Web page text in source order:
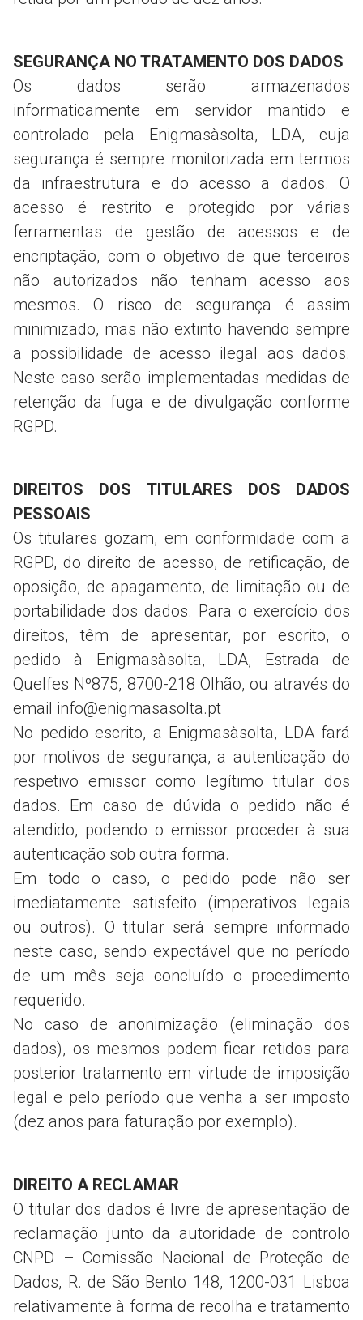
SEGURANÇA NO TRATAMENTO DOS DADOS
Os dados serão armazenados
informaticamente em servidor mantido e
controlado pela Enigmasàsolta, LDA, cuja
segurança é sempre monitorizada em termos
da infraestrutura e do acesso a dados. O
acesso é restrito e protegido por várias
ferramentas de gestão de acessos e de
encriptação, com o objetivo de que terceiros
não autorizados não tenham acesso aos
mesmos. O risco de segurança é assim
minimizado, mas não extinto havendo sempre
a possibilidade de acesso ilegal aos dados.
Neste caso serão implementadas medidas de
retenção da fuga e de divulgação conforme
RGPD.
DIREITOS DOS TITULARES DOS DADOS
PESSOAIS
Os titulares gozam, em conformidade com a
RGPD, do direito de acesso, de retificação, de
oposição, de apagamento, de limitação ou de
portabilidade dos dados. Para o exercício dos
direitos, têm de apresentar, por escrito, o
pedido à Enigmasàsolta, LDA, Estrada de
Quelfes Nº875, 8700-218 Olhão, ou através do
email info@enigmasasolta.pt
No pedido escrito, a Enigmasàsolta, LDA fará
por motivos de segurança, a autenticação do
respetivo emissor como legítimo titular dos
dados. Em caso de dúvida o pedido não é
atendido, podendo o emissor proceder à sua
autenticação sob outra forma.
Em todo o caso, o pedido pode não ser
imediatamente satisfeito (imperativos legais
ou outros). O titular será sempre informado
neste caso, sendo expectável que no período
de um mês seja concluído o procedimento
requerido.
No caso de anonimização (eliminação dos
dados), os mesmos podem ficar retidos para
posterior tratamento em virtude de imposição
legal e pelo período que venha a ser imposto
(dez anos para faturação por exemplo).
DIREITO A RECLAMAR
O titular dos dados é livre de apresentação de
reclamação junto da autoridade de controlo
CNPD – Comissão Nacional de Proteção de
Dados, R. de São Bento 148, 1200-031 Lisboa
relativamente à forma de recolha e tratamento